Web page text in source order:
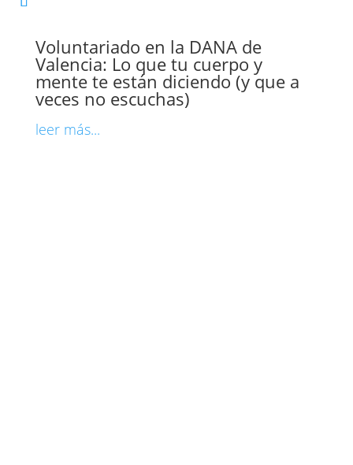
Voluntariado en la DANA de
Valencia: Lo que tu cuerpo y
mente te están diciendo (y que a
veces no escuchas)
leer más...